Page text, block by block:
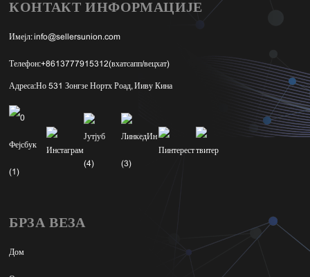
КОНТАКТ ИНФОРМАЦИЈЕ
Имејл: info@sellersunion.com
Телефон:+8613777915312(вхатсапп/вецхат)
Адреса:Но 531 Зонгзе Нортх Роад, Ииву Кина
БРЗА ВЕЗА
Дом